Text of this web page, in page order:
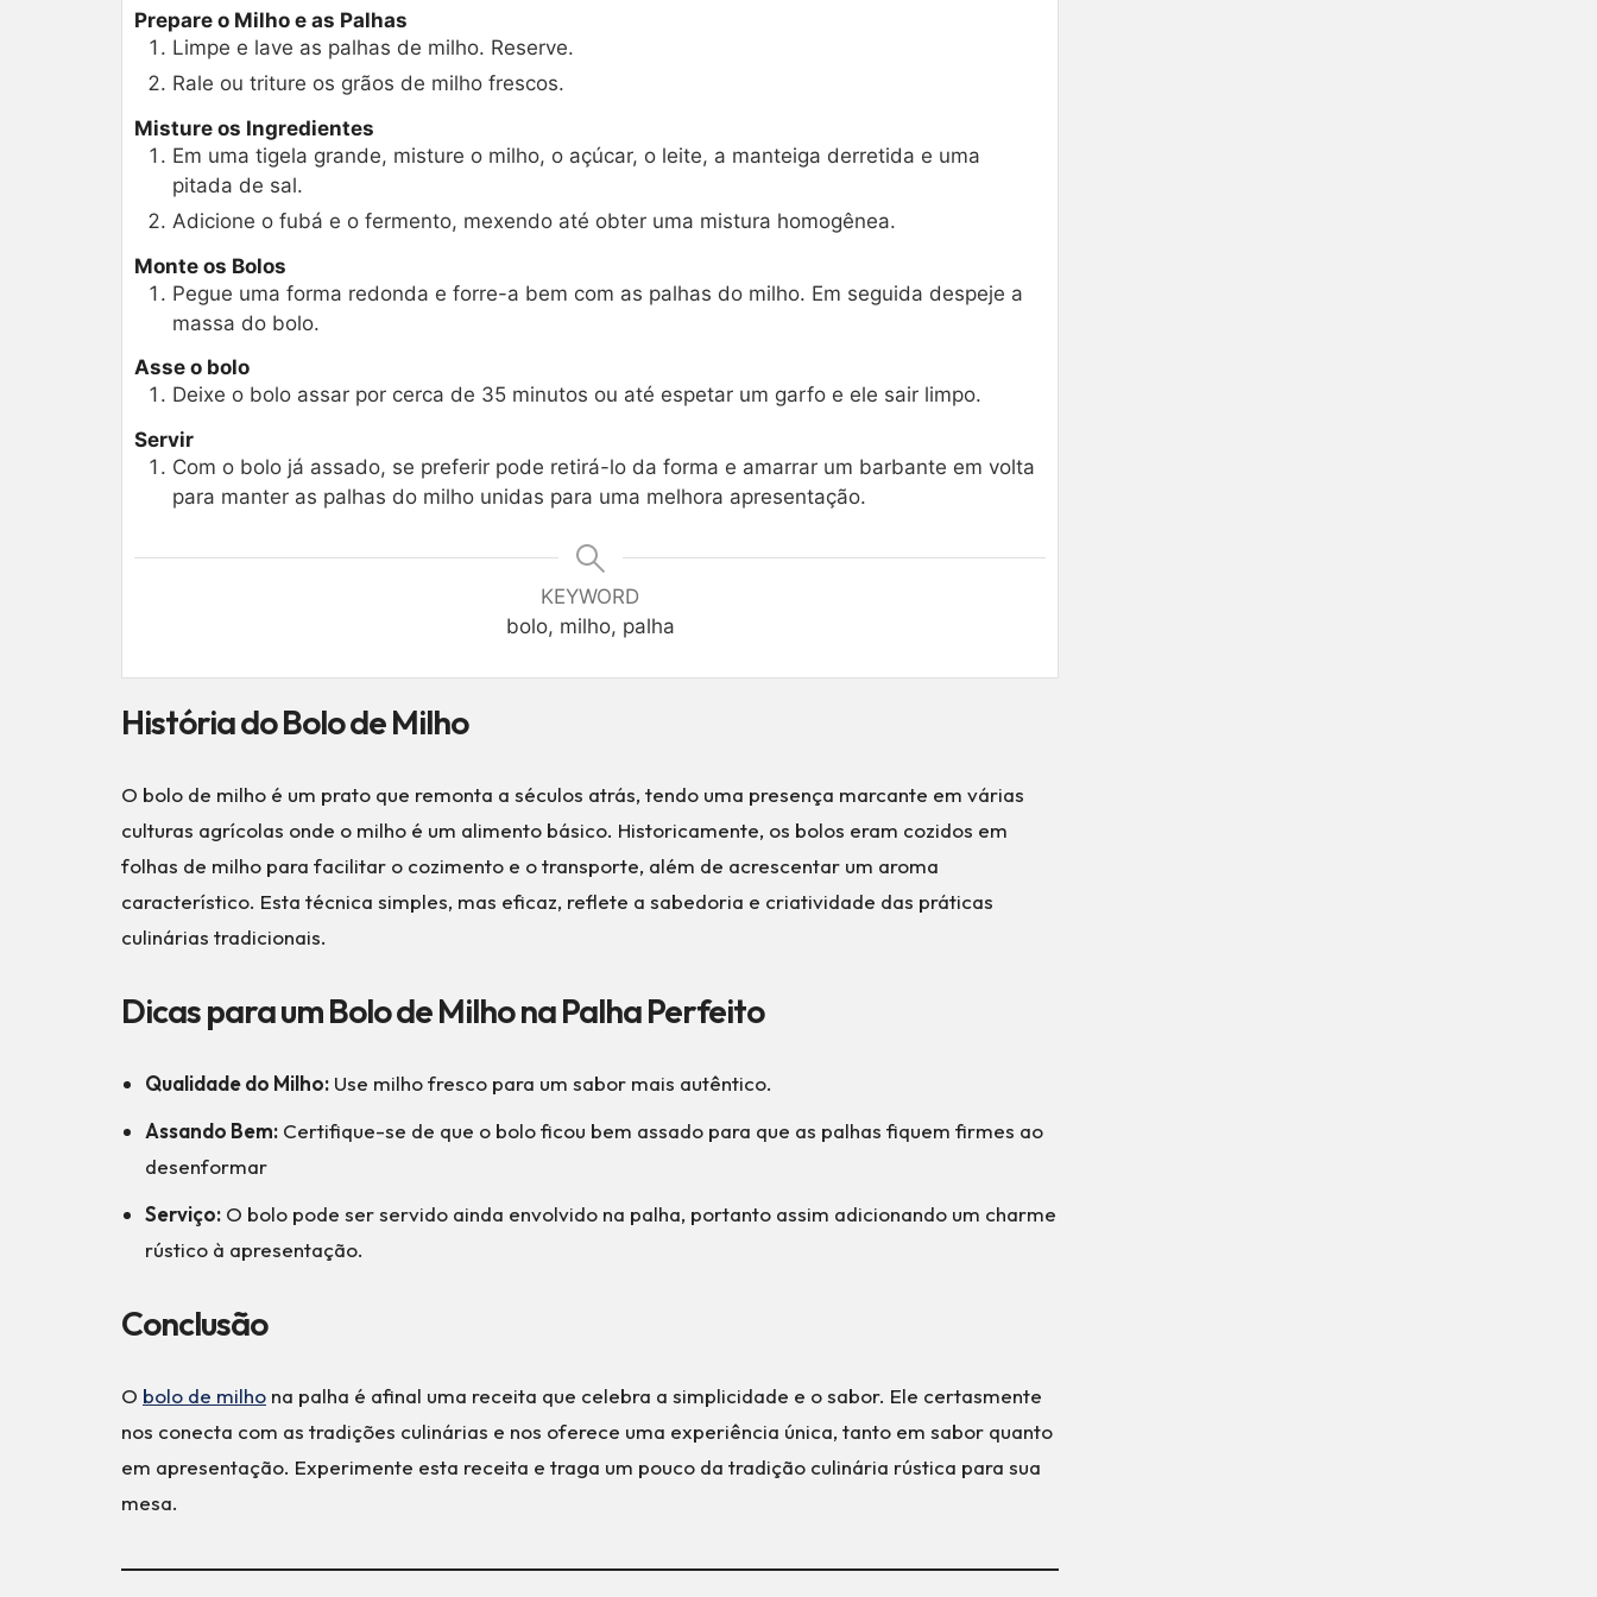
Prepare o Milho e as Palhas
Limpe e lave as palhas de milho. Reserve.
Rale ou triture os grãos de milho frescos.
Misture os Ingredientes
Em uma tigela grande, misture o milho, o açúcar, o leite, a manteiga derretida e uma
pitada de sal.
Adicione o fubá e o fermento, mexendo até obter uma mistura homogênea.
Monte os Bolos
Pegue uma forma redonda e forre-a bem com as palhas do milho. Em seguida despeje a
massa do bolo.
Asse o bolo
Deixe o bolo assar por cerca de 35 minutos ou até espetar um garfo e ele sair limpo.
Servir
Com o bolo já assado, se preferir pode retirá-lo da forma e amarrar um barbante em volta
para manter as palhas do milho unidas para uma melhora apresentação.
KEYWORD
bolo, milho, palha
História do Bolo de Milho
O bolo de milho é um prato que remonta a séculos atrás, tendo uma presença marcante em várias
culturas agrícolas onde o milho é um alimento básico. Historicamente, os bolos eram cozidos em
folhas de milho para facilitar o cozimento e o transporte, além de acrescentar um aroma
característico. Esta técnica simples, mas eficaz, reflete a sabedoria e criatividade das práticas
culinárias tradicionais.
Dicas para um Bolo de Milho na Palha Perfeito
Qualidade do Milho: Use milho fresco para um sabor mais autêntico.
Assando Bem: Certifique-se de que o bolo ficou bem assado para que as palhas fiquem firmes ao
desenformar
Serviço: O bolo pode ser servido ainda envolvido na palha, portanto assim adicionando um charme
rústico à apresentação.
Conclusão
O bolo de milho na palha é afinal uma receita que celebra a simplicidade e o sabor. Ele certasmente
nos conecta com as tradições culinárias e nos oferece uma experiência única, tanto em sabor quanto
em apresentação. Experimente esta receita e traga um pouco da tradição culinária rústica para sua
mesa.